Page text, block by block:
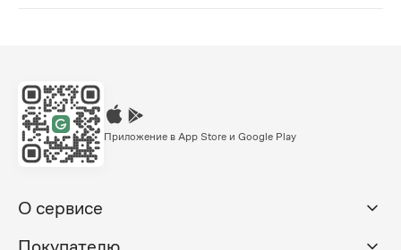
Приложение в App Store и Google Play
О сервисе